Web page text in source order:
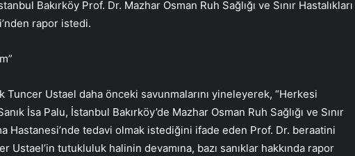
Bakırköy Prof. Dr. Mazhar Osman Ruh Sağlığı ve Sınır Hastalıkları
rapor istedi.
Tuncer Ustael daha önceki savunmalarını yineleyerek, “Herkesi
İsa Palu, İstanbul Bakırköy’de Mazhar Osman Ruh Sağlığı ve Sınır
Hastanesi’nde tedavi olmak istediğini ifade eden Prof. Dr. beraatini
Ustael’in tutukluluk halinin devamına, bazı sanıklar hakkında rapor